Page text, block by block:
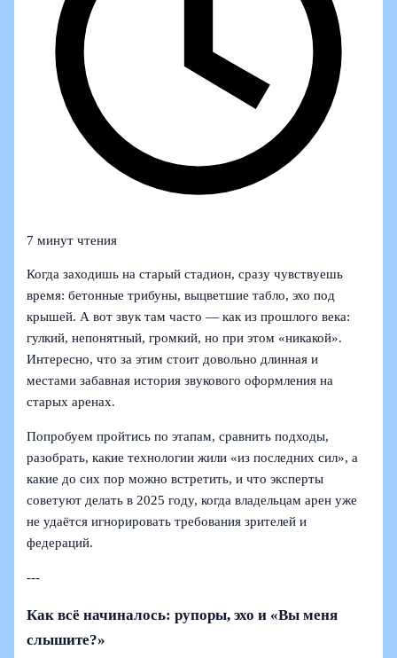
7 минут чтения
Когда заходишь на старый стадион, сразу чувствуешь
время: бетонные трибуны, выцветшие табло, эхо под
крышей. А вот звук там часто — как из прошлого века:
гулкий, непонятный, громкий, но при этом «никакой».
Интересно, что за этим стоит довольно длинная и
местами забавная история звукового оформления на
старых аренах.
Попробуем пройтись по этапам, сравнить подходы,
разобрать, какие технологии жили «из последних сил», а
какие до сих пор можно встретить, и что эксперты
советуют делать в 2025 году, когда владельцам арен уже
не удаётся игнорировать требования зрителей и
федераций.
---
Как всё начиналось: рупоры, эхо и «Вы меня
слышите?»